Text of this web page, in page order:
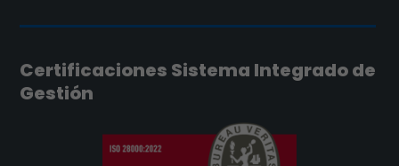
Certificaciones Sistema Integrado de
Gestión